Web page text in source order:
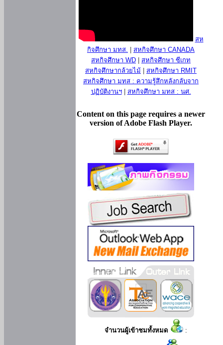
สห
กิจศึกษา มทส.
สหกิจศึกษา CANADA
สหกิจศึกษา WD
สหกิจศึกษา ซีเกท
สหกิจศึกษากล้วยไม้
สหกิจศึกษา RMIT
สหกิจศึกษา มทส : ความรู้สึกหลังกลับจาก
ปฏิบัติงานฯ| สหกิจศึกษา มทส : นศ.
Content on this page requires a newer
version of Adobe Flash Player.
จำนวนผู้เข้าชมทั้งหมด :